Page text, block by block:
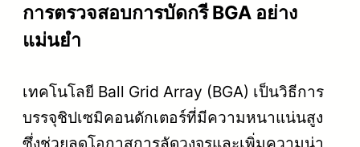
การตรวจสอบการบัดกรี BGA อย่าง
แม่นยำ
เทคโนโลยี Ball Grid Array (BGA) เป็นวิธีการ
บรรจุชิปเซมิคอนดักเตอร์ที่มีความหนาแน่นสูง
ซึ่งช่วยลดโอกาสการลัดวงจรและเพิ่มความน่า